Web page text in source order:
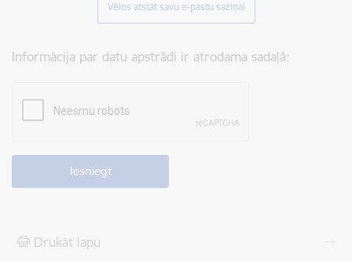
Vēlos atstāt savu e-pastu saziņai
Informācija par datu apstrādi ir atrodama sadaļā:
Drukāt lapu